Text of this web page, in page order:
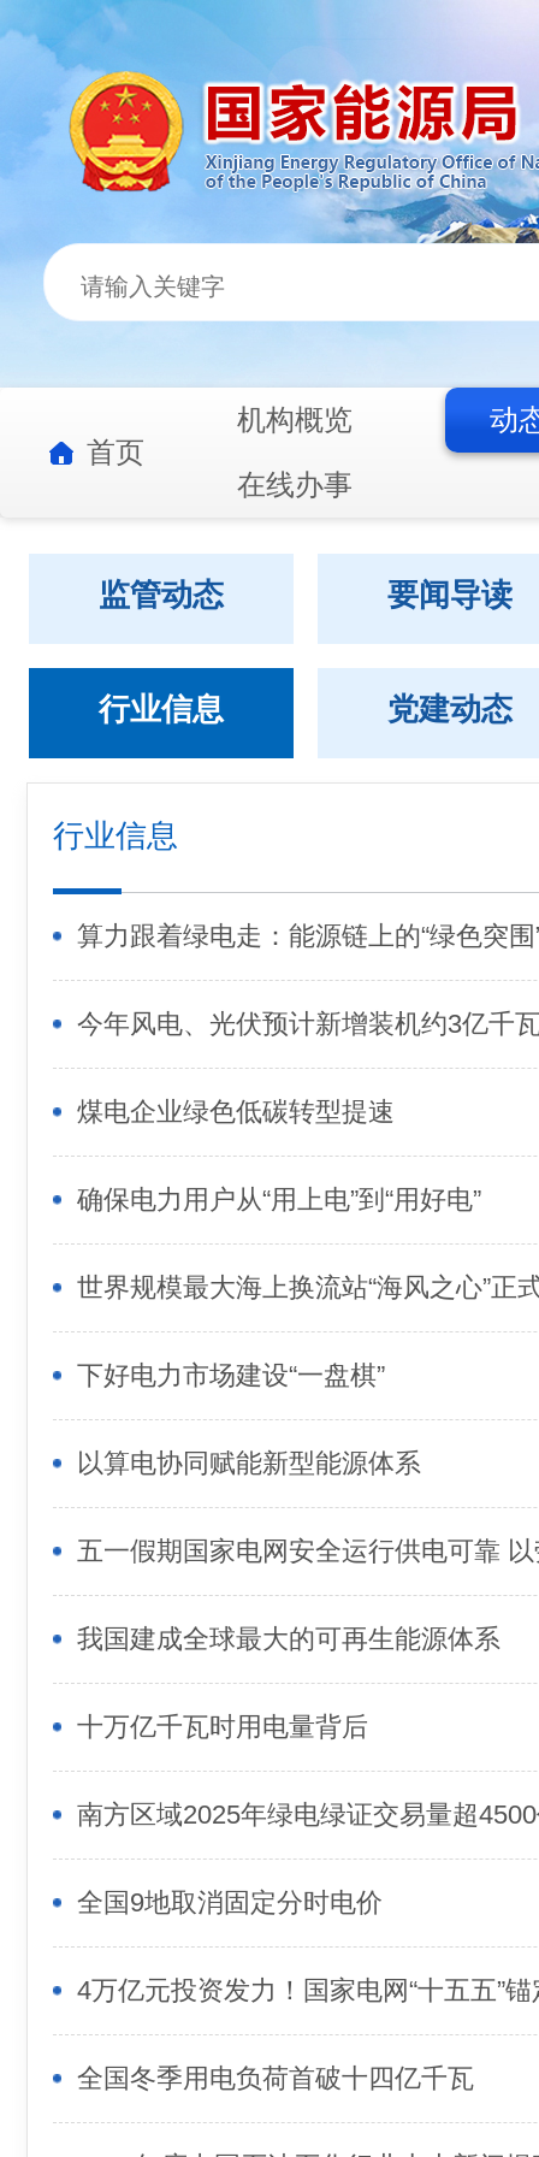
首页
机构概览
动
在线办事
监管动态 要闻导读
行业信息 党建动态
行业信息
算力跟着绿电走：能源链上的“绿色突围
今年风电、光伏预计新增装机约3亿千
煤电企业绿色低碳转型提速
确保电力用户从“用上电”到“用好电”
世界规模最大海上换流站“海风之心”正
下好电力市场建设“一盘棋”
以算电协同赋能新型能源体系
我国建成全球最大的可再生能源体系
十万亿千瓦时用电量背后
南方区域2025年绿电绿证交易量超
全国9地取消固定分时电价
全国冬季用电负荷首破十四亿千瓦